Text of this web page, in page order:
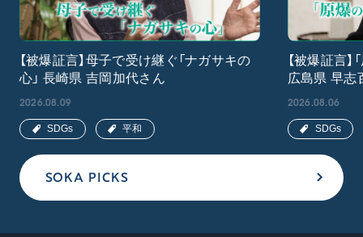
SOKA PICKS
【被爆証言】母子で受け継ぐ「ナガサキの
心」 長崎県 吉岡加代さん
2026.08.09
SDGs 平和
【被爆証言
広島県 早志
2026.08.06
SDGs